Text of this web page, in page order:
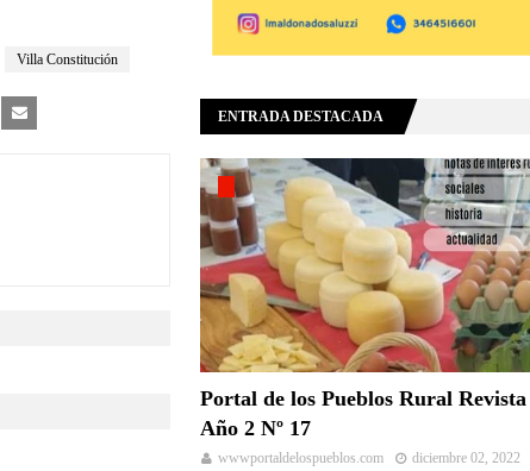
Villa Constitución
ENTRADA DESTACADA
Portal de los Pueblos Rural Revista
Año 2 Nº 17
wwwportaldelospueblos.com diciembre 02, 2022